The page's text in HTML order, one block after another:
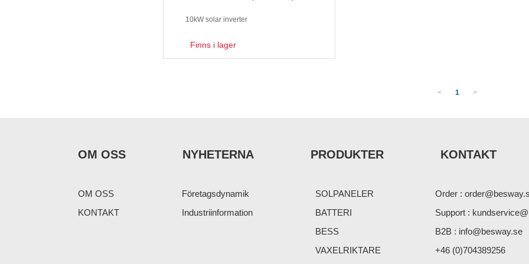
10kW solar inverter
Finns i lager
< 1 >
OM OSS NYHETERNA PRODUKTER KONTAKT
OM OSS
KONTAKT
Företagsdynamik
Industriinformation
SOLPANELER
BATTERI
BESS
VAXELRIKTARE
Order :
Support :
B2B : info@besway.se
+46 (0)704389256